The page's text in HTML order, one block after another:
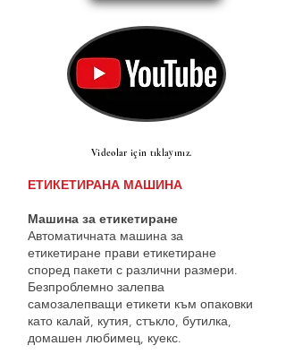
ЕТИКЕТИРАНА МАШИНА
Машина за етикетиране
Автоматичната машина за
етикетиране прави етикетиране
според пакети с различни размери.
Безпроблемно залепва
самозалепващи етикети към опаковки
като калай, кутия, стъкло, бутилка,
домашен любимец, куекс.
Videolar için tıklayınız.